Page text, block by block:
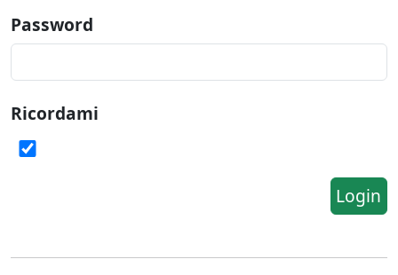
Password
Ricordami
Login